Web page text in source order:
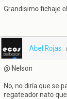
Grandisimo fichaje
Abel Rojas ·
@ Nelson
No, no diría que se
regateador nato